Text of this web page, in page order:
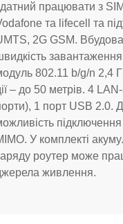
працювати з
та lifecell та
2G GSM.
802.11 b/g/n 2,4
– до 50 метрів. 4
1 порт USB 2.0.
У комплекті
роутер може
живлення.